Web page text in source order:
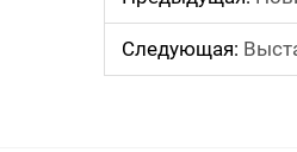
Следующая: